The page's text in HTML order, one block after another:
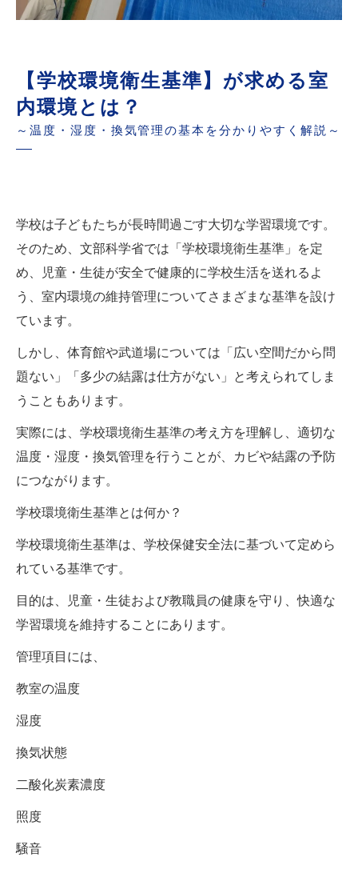
【学校環境衛生基準】が求める室
内環境とは？
～温度・湿度・換気管理の基本を分かりやすく解説～
学校は子どもたちが長時間過ごす大切な学習環境です。
そのため、文部科学省では「学校環境衛生基準」を定
め、児童・生徒が安全で健康的に学校生活を送れるよ
う、室内環境の維持管理についてさまざまな基準を設け
ています。
しかし、体育館や武道場については「広い空間だから問
題ない」「多少の結露は仕方がない」と考えられてしま
うこともあります。
実際には、学校環境衛生基準の考え方を理解し、適切な
温度・湿度・換気管理を行うことが、カビや結露の予防
につながります。
学校環境衛生基準とは何か？
学校環境衛生基準は、学校保健安全法に基づいて定めら
れている基準です。
目的は、児童・生徒および教職員の健康を守り、快適な
学習環境を維持することにあります。
管理項目には、
教室の温度
湿度
換気状態
二酸化炭素濃度
照度
騒音